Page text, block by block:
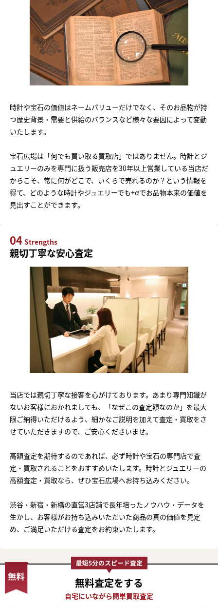
時計や宝石の価値はネームバリューだけでなく、そのお品物が持
つ歴史背景・需要と供給のバランスなど様々な要因によって変動
いたします。
宝石広場は「何でも買い取る買取店」ではありません。時計とジ
ュエリーのみを専門に扱う販売店を30年以上営業している当店だ
からこそ、常に何がどこで、いくらで売れるのか？という情報を
得て、どのような時計やジュエリーでも+αでお品物本来の価値を
見出すことができます。
04 Strengths
親切丁寧な安心査定
当店では親切丁寧な接客を心がけております。あまり専門知識が
ないお客様におかれましても、「なぜこの査定額なのか」を最大
限ご納得いただけるよう、細かなご説明を加えて査定・買取をさ
せていただきますので、ご安心くださいませ。
高額査定を期待するのであれば、必ず時計や宝石の専門店で査
定・買取されることをおすすめいたします。時計とジュエリーの
高額査定・買取なら、ぜひ宝石広場へお持ち込みください。
渋谷・新宿・新橋の直営3店舗で長年培ったノウハウ・データを
生かし、お客様がお持ち込みいただいた商品の真の価値を見定
め、ご満足いただける査定をお約束いたします。
無料査定をする